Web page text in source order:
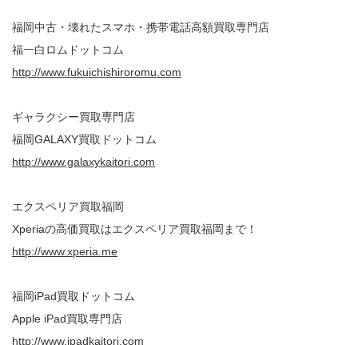
福岡中古・壊れたスマホ・携帯電話高額買取専門店
福一白ロムドットコム
http://www.fukuichishiroromu.com
ギャラクシー買取専門店
福岡GALAXY買取ドットコム
http://www.galaxykaitori.com
エクスペリア買取福岡
Xperiaの高価買取はエクスペリア買取福岡まで！
http://www.xperia.me
福岡iPad買取ドットコム
Apple iPad買取専門店
http://www.ipadkaitori.com